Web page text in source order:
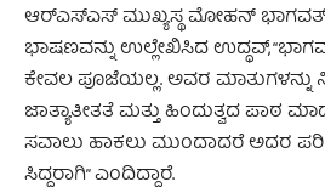
ಆರ್‌ಎಸ್‌ಎಸ್‌ ಮುಖ್ಯಸ್ಥ ಮೋಹನ್‌
ಭಾಷಣವನ್ನು ಉಲ್ಲೇಖಿಸಿದ ಉದ್ಧವ್,
ಕೇವಲ ಪೂಜೆಯಲ್ಲ. ಅವರ ಮಾತುಗಳನ್ನು
ಜಾತ್ಯಾತೀತತೆ ಮತ್ತು ಹಿಂದುತ್ವದ ಪಾಠ
ಸವಾಲು ಹಾಕಲು ಮುಂದಾದರೆ ಅದರ
ಸಿದ್ದರಾಗಿ” ಎಂದಿದ್ದಾರೆ.